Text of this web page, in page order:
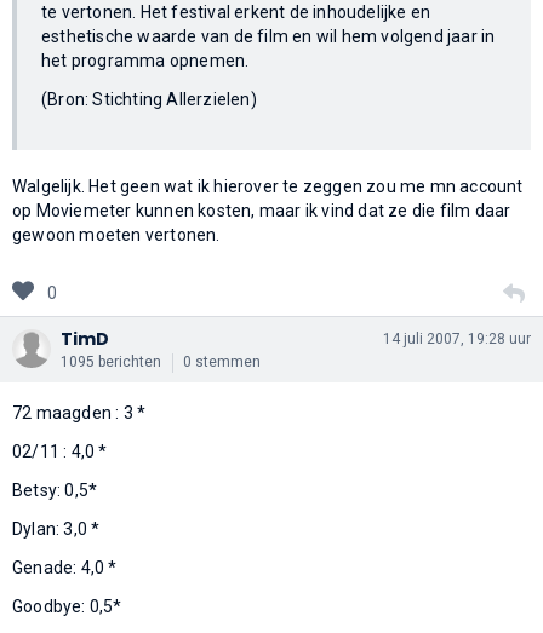
te vertonen. Het festival erkent de inhoudelijke en
esthetische waarde van de film en wil hem volgend jaar in
het programma opnemen.
(Bron: Stichting Allerzielen)
Walgelijk. Het geen wat ik hierover te zeggen zou me mn account
op Moviemeter kunnen kosten, maar ik vind dat ze die film daar
gewoon moeten vertonen.
0
TimD
1095 berichten 0 stemmen
14 juli 2007, 19:28 uur
72 maagden : 3 *
02/11 : 4,0 *
Betsy: 0,5*
Dylan: 3,0 *
Genade: 4,0 *
Goodbye: 0,5*